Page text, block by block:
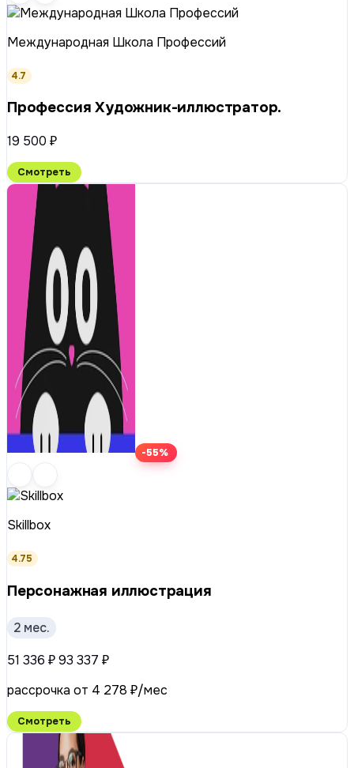
Международная Школа Профессий
4.7
Профессия Художник-иллюстратор.
19 500 ₽
Смотреть
-55%
Skillbox
4.75
Персонажная иллюстрация
2 мес.
51 336 ₽93 337 ₽
рассрочка от 4 278 ₽/мес
Смотреть